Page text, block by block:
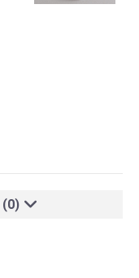
(0)